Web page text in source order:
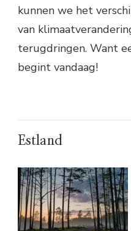
kunnen we het
van
terugdringen. Want
begint vandaag!
Estland